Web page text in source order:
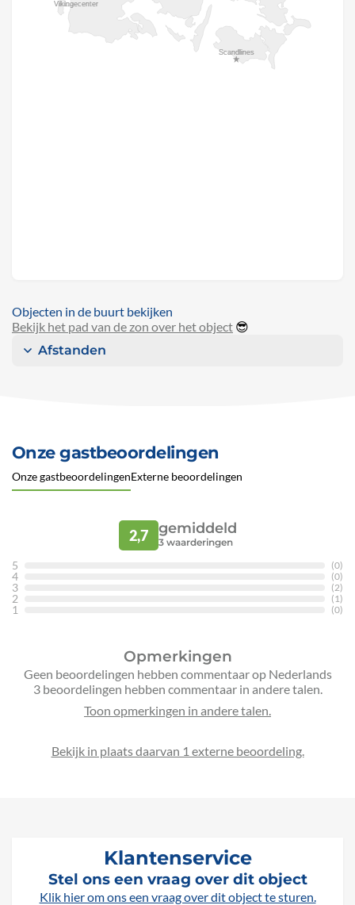
Objecten in de buurt bekijken
Bekijk het pad van de zon over het object 😎
Afstanden
Onze gastbeoordelingen
Onze gastbeoordelingenExterne beoordelingen
2,7 gemiddeld
3waarderingen
5 (0)
4 (0)
3 (2)
2 (1)
1 (0)
Opmerkingen
Geen beoordelingen hebben commentaar op Nederlands
3 beoordelingen hebben commentaar in andere talen.
Bekijk in plaats daarvan 1 externe beoordeling.
Klantenservice
Stel ons een vraag over dit object
Klik hier om ons een vraag over dit object te sturen.